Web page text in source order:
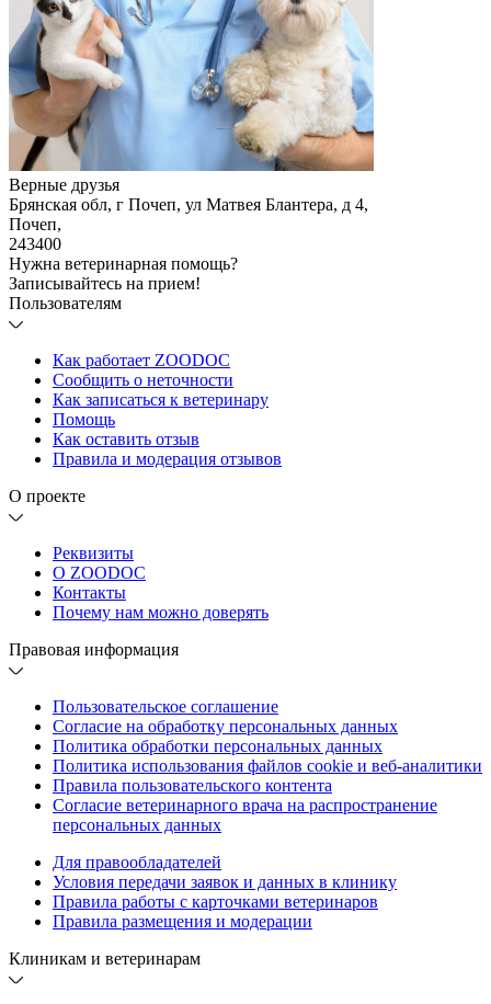
Верные друзья
Брянская обл, г Почеп, ул Матвея Блантера, д 4,
Почеп,
243400
Нужна ветеринарная помощь?
Записывайтесь на прием!
Пользователям
Как работает ZOODOC
Сообщить о неточности
Как записаться к ветеринару
Помощь
Как оставить отзыв
Правила и модерация отзывов
О проекте
Реквизиты
О ZOODOC
Контакты
Почему нам можно доверять
Правовая информация
Пользовательское соглашение
Согласие на обработку персональных данных
Политика обработки персональных данных
Политика использования файлов cookie и веб-аналитики
Правила пользовательского контента
Согласие ветеринарного врача на распространение
персональных данных
Для правообладателей
Условия передачи заявок и данных в клинику
Правила работы с карточками ветеринаров
Правила размещения и модерации
Клиникам и ветеринарам